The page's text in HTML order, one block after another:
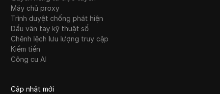
Máy chủ proxy
Trình duyệt chống phát hiện
Dấu vân tay kỹ thuật số
Chênh lệch lưu lượng truy cập
Kiếm tiền
Công cụ AI
Cập nhật mới